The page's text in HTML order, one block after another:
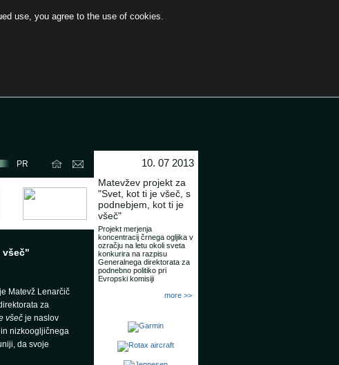
use, you agree to the use of cookies.
PR
všeč"
Matevž Lenarčič
za
všečje naslov
nizkoogljičnega
da svoje
10. 07 2013
Matevžev projekt za
"Svet, kot ti je všeč, s
podnebjem, kot ti je
všeč"
Projekt merjenja
koncentracij črnega ogljika v
ozračju na letu okoli sveta
konkurira na razpisu
Generalnega direktorata za
podnebno politiko pri
Evropski komisiji
more >>